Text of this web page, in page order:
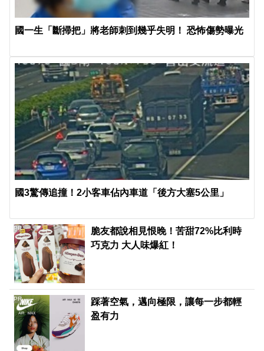
國一生「斷掃把」將老師刺到幾乎失明！ 恐怖傷勢曝光
國3驚傳追撞！2小客車佔內車道「後方大塞5公里」
脆友都說相見恨晚！苦甜72%比利時
巧克力 大人味爆紅！
PR
踩著空氣，邁向極限，讓每一步都輕
盈有力
PR